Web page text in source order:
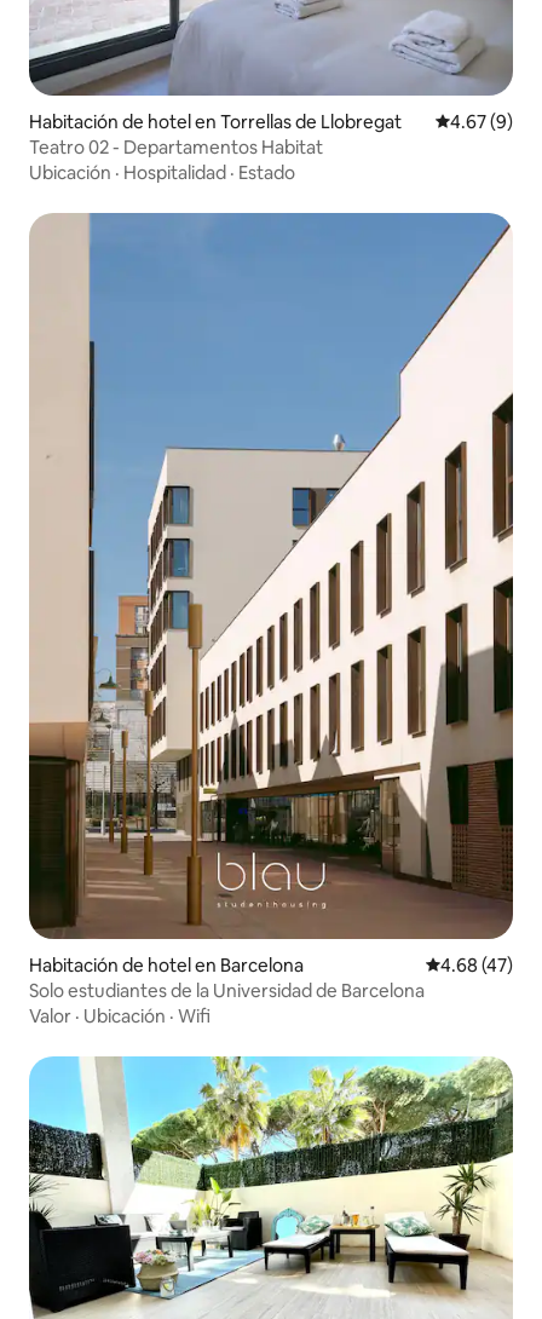
Habitación de hotel en Torrellas de Llobregat Calificación
4.67 (9)
Teatro 02 - Departamentos Habitat
Ubicación · Hospitalidad · Estado
Habitación de hotel en Barcelona Calificación
4.68 (47)
Solo estudiantes de la Universidad de Barcelona
Valor · Ubicación · Wifi